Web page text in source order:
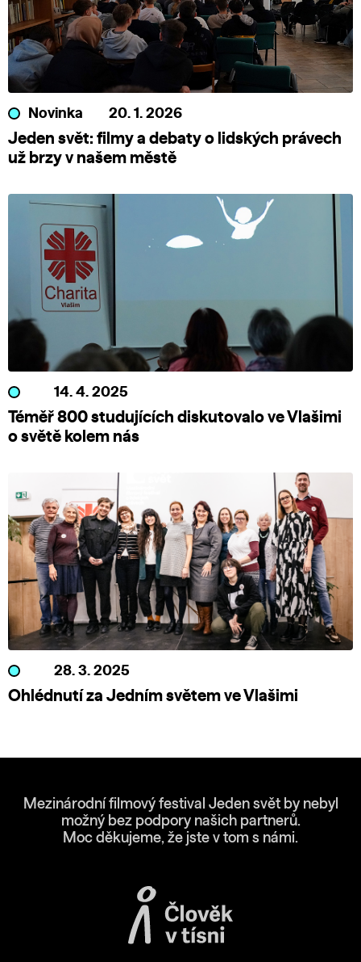
Novinka 20. 1. 2026
Jeden svět: filmy a debaty o lidských právech
už brzy v našem městě
14. 4. 2025
Téměř 800 studujících diskutovalo ve Vlašimi
o světě kolem nás
28. 3. 2025
Ohlédnutí za Jedním světem ve Vlašimi
Mezinárodní filmový festival Jeden svět by nebyl
možný bez podpory našich partnerů.
Moc děkujeme, že jste v tom s námi.